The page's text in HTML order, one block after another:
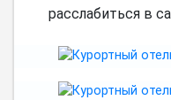
расслабиться в